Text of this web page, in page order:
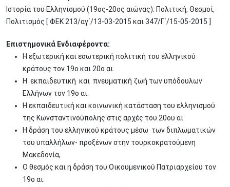
Ιστορία του Ελληνισμού (19ος-20ος αιώνας): Πολιτική, Θεσμοί,
Πολιτισμός [ ΦΕΚ 213/αγ΄/13-03-2015 και 347/Γ΄/15-05-2015 ]
Επιστημονικά Ενδιαφέροντα:
Η εξωτερική και εσωτερική πολιτική του ελληνικού
κράτους τον 19ο και 20ο αι.
Η εκπαιδευτική και πνευματική ζωή των υπόδουλων
Ελλήνων τον 19ο αι.
Η εκπαιδευτική και κοινωνική κατάσταση του ελληνισμού
της Κωνσταντινούπολης στις αρχές του 20ου αι.
Η δράση του ελληνικού κράτους μέσω των διπλωματικών
του υπαλλήλων- προξένων στην τουρκοκρατούμενη
Μακεδονία,
Ο θεσμός και η δράση του Οικουμενικού Πατριαρχείου τον
19ο αι.